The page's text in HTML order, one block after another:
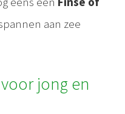
aan zee
jong en